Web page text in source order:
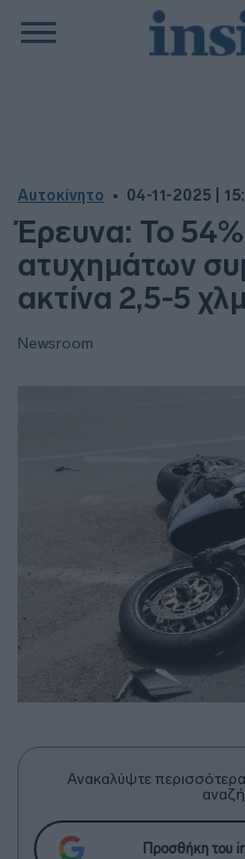
Αυτοκίνητο 04-11-2025 |
Έρευνα: Το
ατυχημάτων
ακτίνα 2,5-5
Newsroom
Ανακαλύψτε
Προσθήκη του